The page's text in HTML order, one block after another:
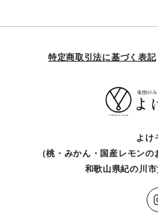
特定商取引法に基づく表記
よけ
（桃・みかん・国産レモン
和歌山県紀の川